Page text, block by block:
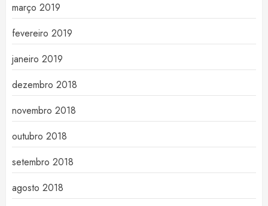
março 2019
fevereiro 2019
janeiro 2019
dezembro 2018
novembro 2018
outubro 2018
setembro 2018
agosto 2018